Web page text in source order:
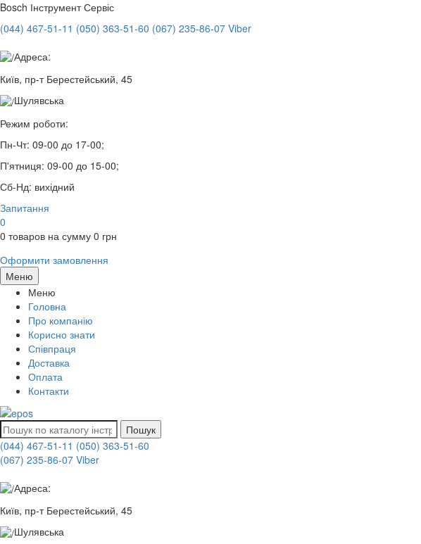
Bosch Інструмент Сервіс
(044) 467-51-11 (050) 363-51-60 (067) 235-86-07 Viber
Адреса:
Київ, пр-т Берестейський, 45
Шулявська
Режим роботи:
Пн-Чт: 09-00 до 17-00;
П'ятниця: 09-00 до 15-00;
Сб-Нд: вихідний
Запитання
0
0 товаров на сумму 0 грн
Оформити замовлення
Меню
Меню
Головна
Про компанію
Корисно знати
Співпраця
Доставка
Оплата
Контакти
Пошук
(044) 467-51-11 (050) 363-51-60
(067) 235-86-07 Viber
Адреса:
Київ, пр-т Берестейський, 45
Шулявська